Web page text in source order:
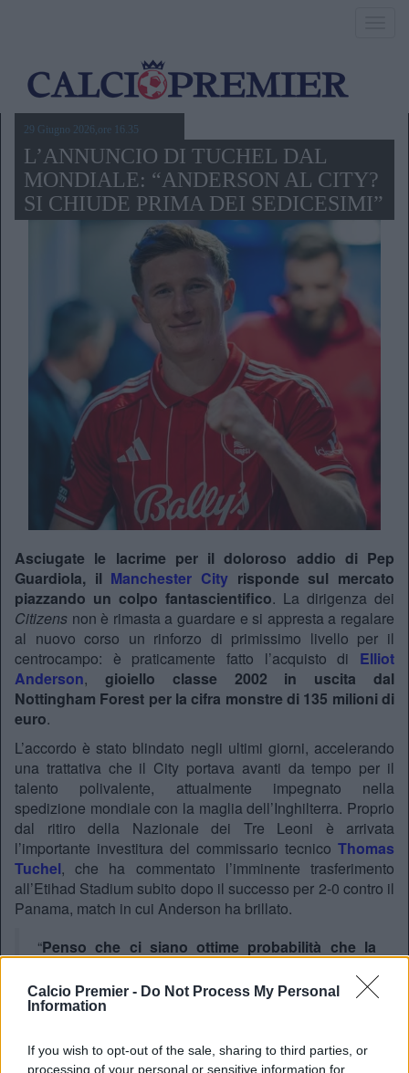
Calcio Premier - Do Not Process My Personal
Information
If you wish to opt-out of the sale, sharing to third parties, or
processing of your personal or sensitive information for
29 Giugno 2026,ore 16.35
L’ANNUNCIO DI TUCHEL DAL
MONDIALE: “ANDERSON AL CITY?
SI CHIUDE PRIMA DEI SEDICESIMI”
Asciugate le lacrime per il doloroso addio di Pep
Guardiola, il Manchester City risponde sul mercato
piazzando un colpo fantascientifico. La dirigenza dei
Citizens non è rimasta a guardare e si appresta a regalare
al nuovo corso un rinforzo di primissimo livello per il
centrocampo: è praticamente fatto l’acquisto di Elliot
Anderson, gioiello classe 2002 in uscita dal
Nottingham Forest per la cifra monstre di 135 milioni di
euro.
L’accordo è stato blindato negli ultimi giorni, accelerando
una trattativa che il City portava avanti da tempo per il
talento polivalente, attualmente impegnato nella
spedizione mondiale con la maglia dell’Inghilterra. Proprio
dal ritiro della Nazionale dei Tre Leoni è arrivata
l’importante investitura del commissario tecnico Thomas
Tuchel, che ha commentato l’imminente trasferimento
all’Etihad Stadium subito dopo il successo per 2-0 contro il
Panama, match in cui Anderson ha brillato.
“Penso che ci siano ottime probabilità che la
sedicesimi di finale“, ha confessato Tuchel senza
troppi giri di parole. “In campo gioca con una
casa. Non c’era alcuna preoccupazione sulla sua
forma fisica: lo staff medico ha già dato il via libera,